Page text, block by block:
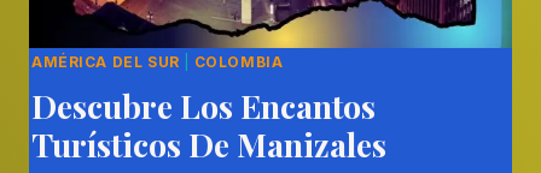
AMÉRICA DEL SUR COLOMBIA
Descubre Los Encantos
Turísticos De Manizales